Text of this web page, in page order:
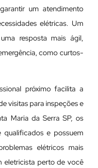
um atendimento
elétricas. Um
resposta mais ágil,
como curtos-
próximo facilita a
visitas para inspeções e
Maria da Serra SP, os
qualificados e possuem
elétricos mais
eletricista perto de você